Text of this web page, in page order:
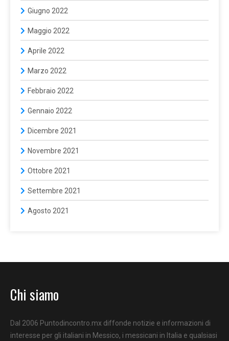
Giugno 2022
Maggio 2022
Aprile 2022
Marzo 2022
Febbraio 2022
Gennaio 2022
Dicembre 2021
Novembre 2021
Ottobre 2021
Settembre 2021
Agosto 2021
Chi siamo
Dal 2006 Puntodincontro.mx diffonde notizie e informazioni di
interesse per gli italiani in Messico, i messicani in Italia e qualsiasi